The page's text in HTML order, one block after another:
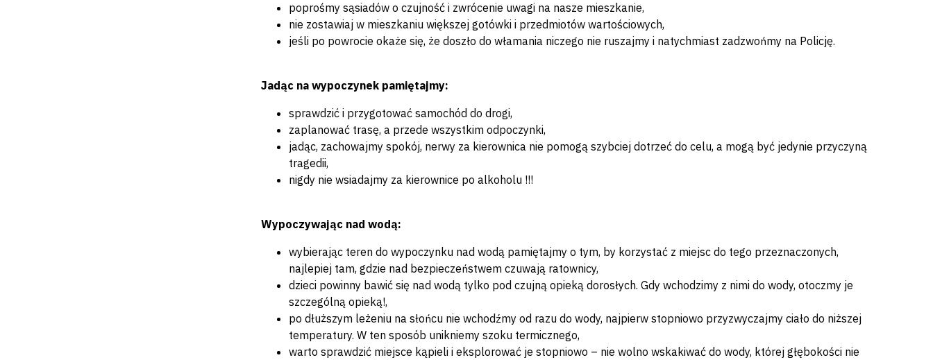
poprośmy sąsiadów o czujność i zwrócenie uwagi na nasze mieszkanie,
nie zostawiaj w mieszkaniu większej gotówki i przedmiotów wartościowych,
jeśli po powrocie okaże się, że doszło do włamania niczego nie ruszajmy i natychmiast zadzwońmy na Policję.
Jadąc na wypoczynek pamiętajmy:
sprawdzić i przygotować samochód do drogi,
zaplanować trasę, a przede wszystkim odpoczynki,
jadąc, zachowajmy spokój, nerwy za kierownica nie pomogą szybciej dotrzeć do celu, a mogą być jedynie przyczyną
tragedii,
nigdy nie wsiadajmy za kierownice po alkoholu !!!
Wypoczywając nad wodą:
wybierając teren do wypoczynku nad wodą pamiętajmy o tym, by korzystać z miejsc do tego przeznaczonych,
najlepiej tam, gdzie nad bezpieczeństwem czuwają ratownicy,
dzieci powinny bawić się nad wodą tylko pod czujną opieką dorosłych. Gdy wchodzimy z nimi do wody, otoczmy je
szczególną opieką!,
po dłuższym leżeniu na słońcu nie wchodźmy od razu do wody, najpierw stopniowo przyzwyczajmy ciało do niższej
temperatury. W ten sposób unikniemy szoku termicznego,
warto sprawdzić miejsce kąpieli i eksplorować je stopniowo – nie wolno wskakiwać do wody, której głębokości nie